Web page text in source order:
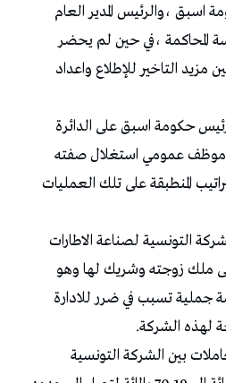
اسبق ،والرئيس المدير العام
المحاكمة ،في حين لم يحضر
التاخير للإطلاع واعداد
رئيس حكومة اسبق على الدائرة
موظف عمومي استغلال صفته
المنطبقة على تلك العمليات
التونسية لصناعة الاطارات
ملك زوجته وشريك لها وهو
جملية تسبب في ضرر للادارة
بين الشركة التونسية